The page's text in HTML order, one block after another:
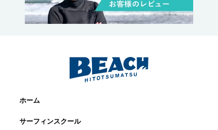
ホーム
サーフィンスクール